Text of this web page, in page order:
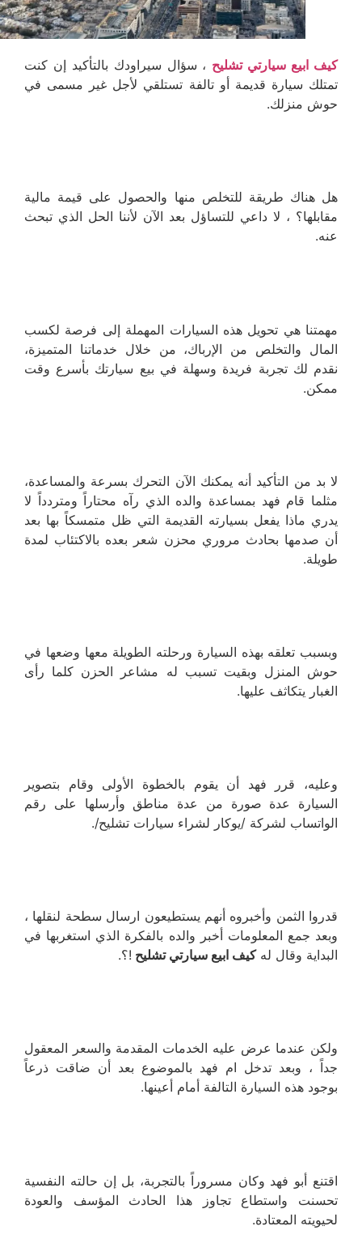
كيف ابيع سيارتي تشليح، سؤال سيراودك بالتأكيد إن كنت
تمتلك سيارة قديمة أو تالفة تستلقي لأجل غير مسمى في
حوش منزلك.
هل هناك طريقة للتخلص منها والحصول على قيمة مالية
مقابلها؟ ، لا داعي للتساؤل بعد الآن لأننا الحل الذي تبحث
عنه.
مهمتنا هي تحويل هذه السيارات المهملة إلى فرصة لكسب
المال والتخلص من الإرباك، من خلال خدماتنا المتميزة،
نقدم لك تجربة فريدة وسهلة في بيع سيارتك بأسرع وقت
ممكن.
لا بد من التأكيد أنه يمكنك الآن التحرك بسرعة والمساعدة،
مثلما قام فهد بمساعدة والده الذي رآه محتاراً ومتردداً لا
يدري ماذا يفعل بسيارته القديمة التي ظل متمسكاً بها بعد
أن صدمها بحادث مروري محزن شعر بعده بالاكتئاب لمدة
طويلة.
وبسبب تعلقه بهذه السيارة ورحلته الطويلة معها وضعها في
حوش المنزل وبقيت تسبب له مشاعر الحزن كلما رأى
الغبار يتكاثف عليها.
وعليه، قرر فهد أن يقوم بالخطوة الأولى وقام بتصوير
السيارة عدة صورة من عدة مناطق وأرسلها على رقم
الواتساب لشركة /يوكار لشراء سيارات تشليح/.
قدروا الثمن وأخبروه أنهم يستطيعون ارسال سطحة لنقلها ،
وبعد جمع المعلومات أخبر والده بالفكرة الذي استغربها في
البداية وقال لهكيف ابيع سيارتي تشليح!؟.
ولكن عندما عرض عليه الخدمات المقدمة والسعر المعقول
جداً ، وبعد تدخل ام فهد بالموضوع بعد أن ضاقت ذرعاً
بوجود هذه السيارة التالفة أمام أعينها.
اقتنع أبو فهد وكان مسروراً بالتجربة، بل إن حالته النفسية
تحسنت واستطاع تجاوز هذا الحادث المؤسف والعودة
لحيويته المعتادة.